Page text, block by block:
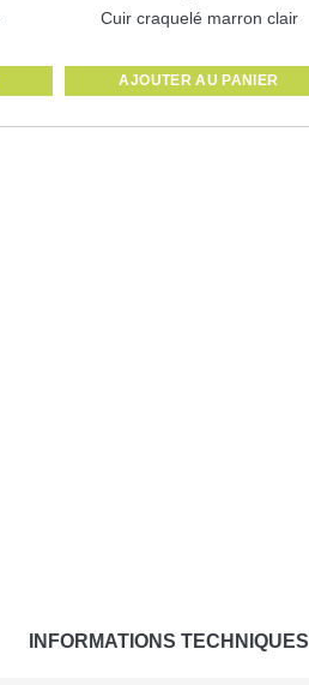
Cuir craquelé marron clair
AJOUTER AU PANIER
INFORMATIONS TECHNIQUES